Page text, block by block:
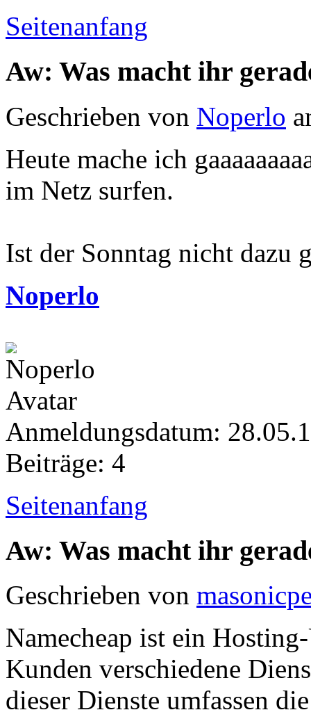
Seitenanfang
Aw: Was macht ihr
Geschrieben von Noperlo
Heute mache ich
im Netz surfen.
Ist der Sonntag nicht dazu
Noperlo
Anmeldungsdatum:
Beiträge: 4
Seitenanfang
Aw: Was macht ihr
Geschrieben von
Namecheap ist ein
Kunden verschiedene
dieser Dienste umfassen